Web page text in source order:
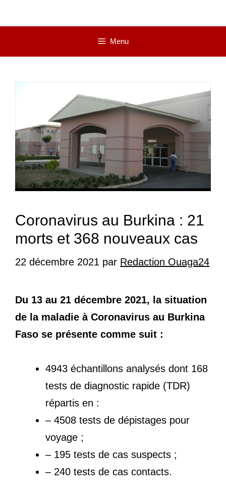
Menu
Coronavirus au Burkina : 21
morts et 368 nouveaux cas
22 décembre 2021 par Redaction Ouaga24
Du 13 au 21 décembre 2021, la situation
de la maladie à Coronavirus au Burkina
Faso se présente comme suit :
4943 échantillons analysés dont 168
tests de diagnostic rapide (TDR)
répartis en :
– 4508 tests de dépistages pour
voyage ;
– 195 tests de cas suspects ;
– 240 tests de cas contacts.